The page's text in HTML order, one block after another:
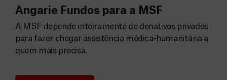
Angarie Fundos para a MSF
A MSF depende inteiramente de donativos privados
para fazer chegar assistência médica-humanitária a
quem mais precisa.